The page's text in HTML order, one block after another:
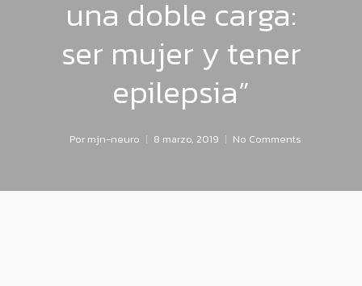
una doble carga:
ser mujer y tener
epilepsia”
Por mjn-neuro 8 marzo, 2019 No Comments